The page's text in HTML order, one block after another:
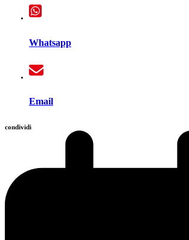
Whatsapp
Email
condividi